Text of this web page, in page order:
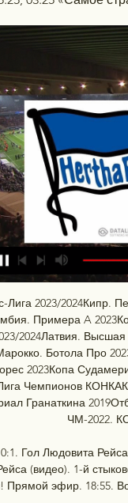
Лига 2023/2024Кипр.
Примера A
2024Латвия.
Ботола Про
2023Копа
Чемпионов
Гранаткина
ЧМ-2022.
Гол Людовита
(видео). 1-й
Прямой эфир. 18:55.